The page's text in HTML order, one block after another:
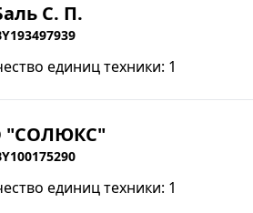
С. П.
единиц техники: 1
"СОЛЮКС"
единиц техники: 1